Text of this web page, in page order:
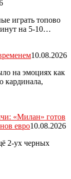
играть топово
на 5-10…
10.08.2026
на эмоциях как
кардинала,
«Милан» готов
евро10.08.2026
2-ух черных